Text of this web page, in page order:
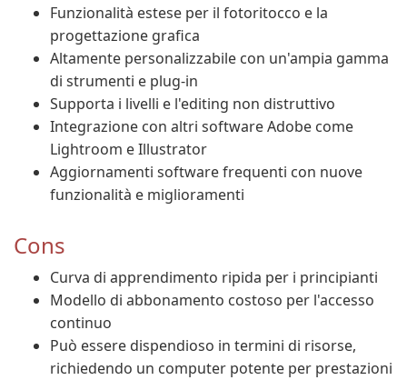
Funzionalità estese per il fotoritocco e la
progettazione grafica
Altamente personalizzabile con un'ampia gamma
di strumenti e plug-in
Supporta i livelli e l'editing non distruttivo
Integrazione con altri software Adobe come
Lightroom e Illustrator
Aggiornamenti software frequenti con nuove
funzionalità e miglioramenti
Cons
Curva di apprendimento ripida per i principianti
Modello di abbonamento costoso per l'accesso
continuo
Può essere dispendioso in termini di risorse,
richiedendo un computer potente per prestazioni